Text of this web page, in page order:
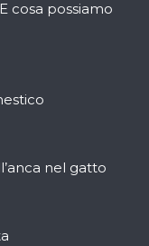
cosa possiamo
nel gatto